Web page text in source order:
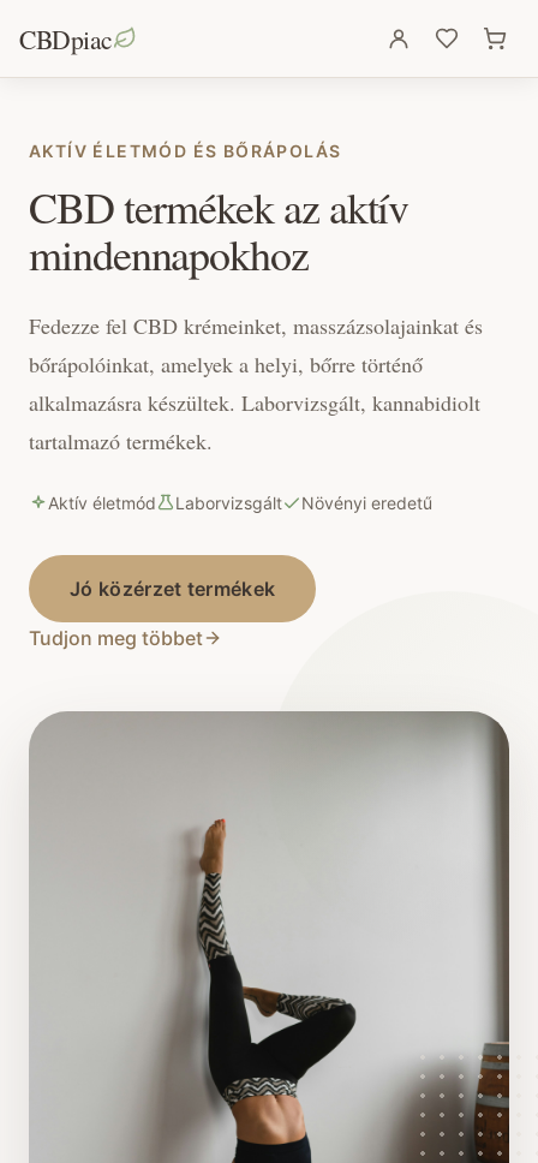
CBDpiac
AKTÍV ÉLETMÓD ÉS BŐRÁPOLÁS
CBD termékek az aktív
mindennapokhoz
Fedezze fel CBD krémeinket, masszázsolajainkat és
bőrápolóinkat, amelyek a helyi, bőrre történő
alkalmazásra készültek. Laborvizsgált, kannabidiolt
tartalmazó termékek.
Aktív életmód Laborvizsgált Növényi eredetű
Jó közérzet termékek
Tudjon meg többet